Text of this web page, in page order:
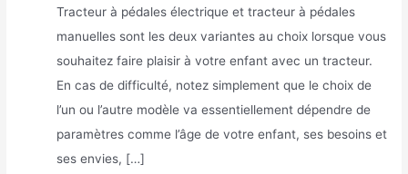
Tracteur à pédales électrique et tracteur à pédales
manuelles sont les deux variantes au choix lorsque vous
souhaitez faire plaisir à votre enfant avec un tracteur.
En cas de difficulté, notez simplement que le choix de
l’un ou l’autre modèle va essentiellement dépendre de
paramètres comme l’âge de votre enfant, ses besoins et
ses envies, […]